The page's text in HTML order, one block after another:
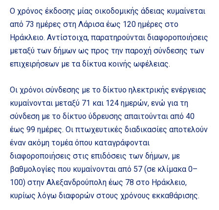
Ο χρόνος έκδοσης μίας οικοδομικής άδειας κυμαίνεται
από 73 ημέρες στη Λάρισα έως 120 ημέρες στο
Ηράκλειο. Αντίστοιχα, παρατηρούνται διαφοροποιήσεις
μεταξύ των δήμων ως προς την παροχή σύνδεσης των
επιχειρήσεων με τα δίκτυα κοινής ωφέλειας.
Οι χρόνοι σύνδεσης με το δίκτυο ηλεκτρικής ενέργειας
κυμαίνονται μεταξύ 71 και 124 ημερών, ενώ για τη
σύνδεση με το δίκτυο ύδρευσης απαιτούνται από 40
έως 99 ημέρες. Οι πτωχευτικές διαδικασίες αποτελούν
έναν ακόμη τομέα όπου καταγράφονται
διαφοροποιήσεις στις επιδόσεις των δήμων, με
βαθμολογίες που κυμαίνονται από 57 (σε κλίμακα 0–
100) στην Αλεξανδρούπολη έως 78 στο Ηράκλειο,
κυρίως λόγω διαφορών στους χρόνους εκκαθάρισης.